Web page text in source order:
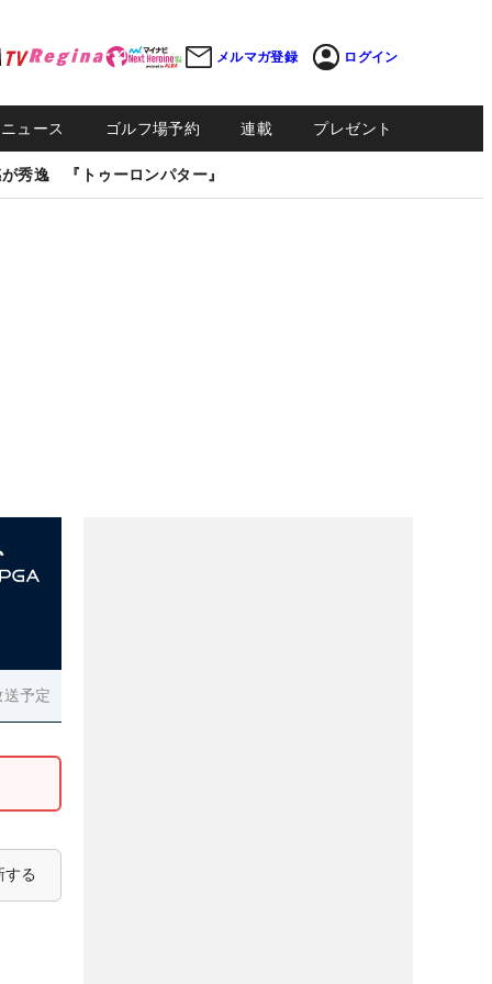
メルマガ登録 ログイン
ュース ゴルフ場予約 連載 プレゼント
秀逸 『トゥーロンパター』
予定
する